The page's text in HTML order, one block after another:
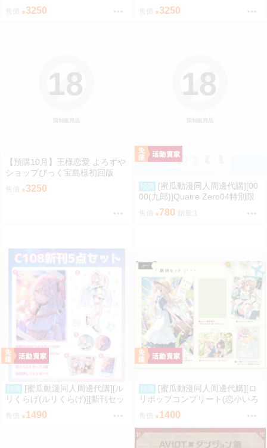
3250 3250
限制級商品
18
【預購10月】王様恋愛 よろずや
ショップびっく宝島様初回版
售價 3250
限制級商品
18
預購
[蜜瓜動漫同人周邊代購][00
00(九郎)]Quatre Zero04特別限
定版【メロン限定特典付】(同人
售價 780 銷量:1
預購
[蜜瓜動漫同人周邊代購][ル
リくらげ(ルリくらげ)][新刊セッ
ト]くらげびより in ラハイロイ
(同人誌)
1490
預購
[蜜瓜動漫同人周邊代購][ロ
リポップコンプリート(恋小いろ
り)]【新刊セット5点セット】My
Baby 6(同人誌)
1400